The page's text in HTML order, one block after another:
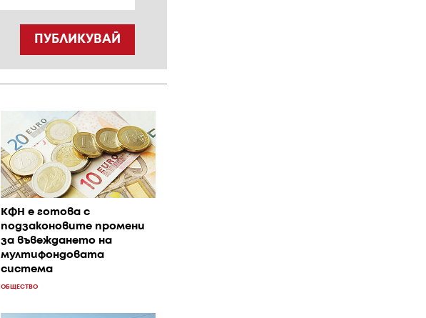
ПУБЛИКУВАЙ
КФН е готова с
подзаконовите промени
за въвеждането на
мултифондовата
система
ОБЩЕСТВО